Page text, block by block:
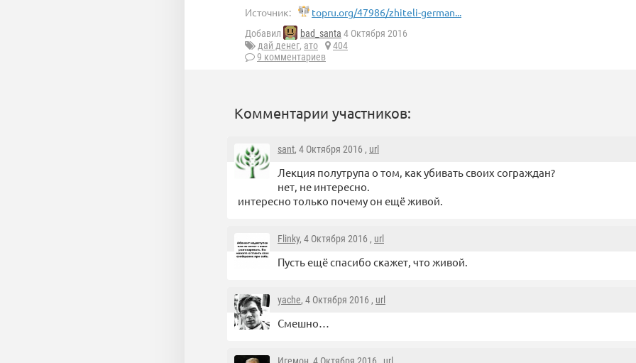
Источник: topru.org/47986/zhiteli-german...
Добавил bad_santa 4 Октября 2016
дай денег, ато
404
9 комментариев
Комментарии участников:
sant, 4 Октября 2016 , url
Лекция полутрупа о том, как убивать своих сограждан?
нет, не интересно.
интересно только почему он ещё живой.
Flinky, 4 Октября 2016 , url
Пусть ещё спасибо скажет, что живой.
yache, 4 Октября 2016 , url
Смешно…